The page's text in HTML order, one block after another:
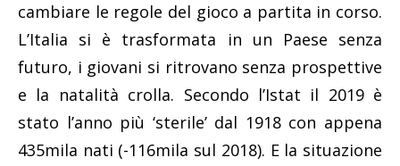
cambiare le regole del gioco a partita in corso.
L’Italia si è trasformata in un Paese senza
futuro, i giovani si ritrovano senza prospettive
e la natalità crolla. Secondo l’Istat il 2019 è
stato l’anno più ‘sterile’ dal 1918 con appena
435mila nati (-116mila sul 2018). E la situazione